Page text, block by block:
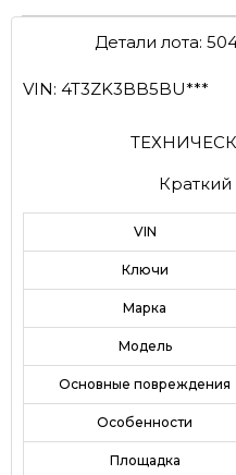
Детали лота:
VIN: 4T3ZK3BB5BU***
VIN
Ключи
Марка
Модель
Основные повреждения
Особенности
Площадка